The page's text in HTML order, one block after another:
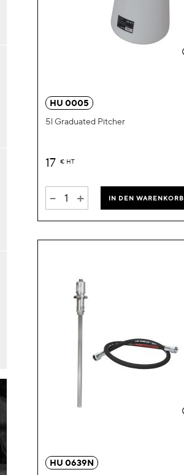
HU 0005
5l Graduated Pitcher
17 € HT
- + IN DEN WARENKORB
HU 0639N